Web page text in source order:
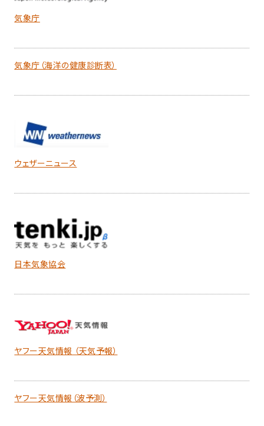
気象庁
気象庁（海洋の健康診断表）
ウェザーニュース
日本気象協会
ヤフー天気情報 （天気予報）
ヤフー天気情報（波予測）